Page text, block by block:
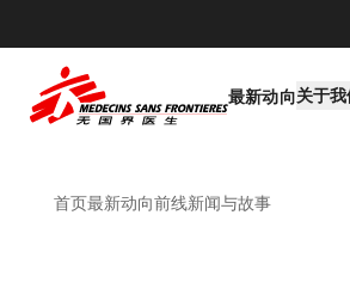
最新动向关于
首页最新动向前线新闻与故事